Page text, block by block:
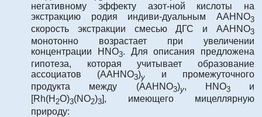
негативному эффекту азот-ной кислоты на
экстракцию родия индиви-дуальным AAHNO3
скорость экстракции смесью ДГС и AAHNO3
монотонно возрастает при увеличении
концентрации HNO3. Для описания предложена
гипотеза, которая учитывает образование
ассоциатов (ААHNO3)y и промежуточного
продукта между (ААHNO3)y, HNO3и
[Rh(H 2O)3(NO2)3 ], имеющего мицеллярную
природу: